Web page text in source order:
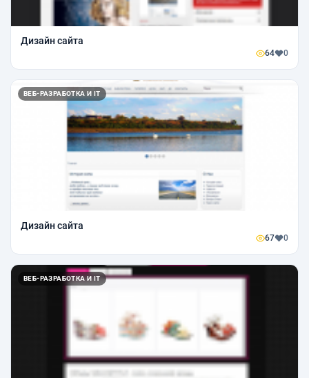
Дизайн сайта
64 0
ВЕБ-РАЗРАБОТКА И IT
Дизайн сайта
67 0
ВЕБ-РАЗРАБОТКА И IT